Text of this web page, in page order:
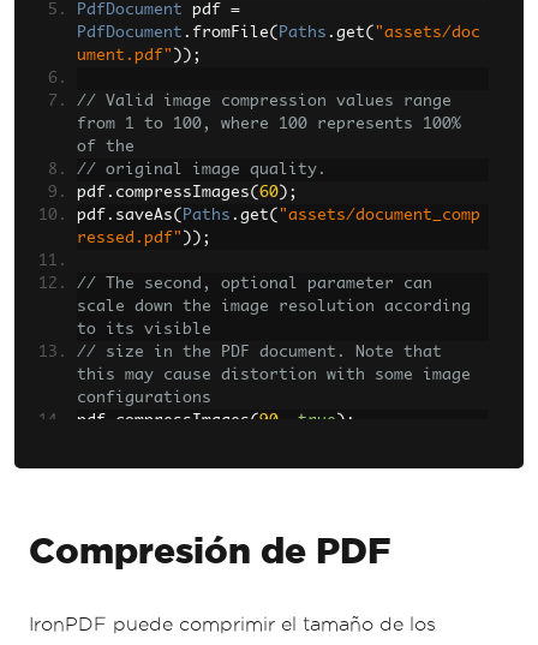
PdfDocument pdf =
PdfDocument . fromFile( Paths . get( "assets/doc
ument.pdf" ));
// Valid image compression values range
from 1 to 100, where 100 represents 100%
of the
// original image quality.
pdf . compressImages( 60 );
pdf . saveAs( Paths . get( "assets/document_comp
ressed.pdf" ));
// The second, optional parameter can
scale down the image resolution according
to its visible
// size in the PDF document. Note that
this may cause distortion with some image
configurations
pdf
compressImages( 90 true );
ed_compressed.pdf"));
Compresión de PDF
IronPDF puede comprimir el tamaño de los